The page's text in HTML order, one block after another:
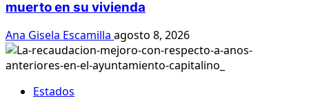
muerto en su vivienda
Ana Gisela Escamilla agosto 8, 2026
Estados